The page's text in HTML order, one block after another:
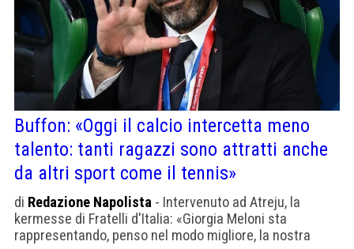
Buffon: «Oggi il calcio intercetta meno
talento: tanti ragazzi sono attratti anche
da altri sport come il tennis»
di Redazione Napolista - Intervenuto ad Atreju, la
kermesse di Fratelli d'Italia: «Giorgia Meloni sta
rappresentando, penso nel modo migliore, la nostra